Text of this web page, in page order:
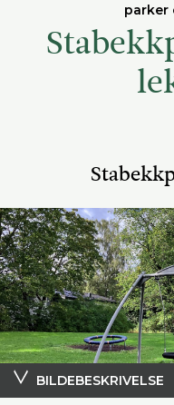
parker
BILDEBESKRIVELSE